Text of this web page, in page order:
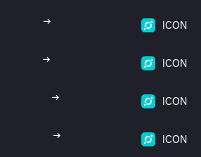
ICON
ICON
ICON
ICON